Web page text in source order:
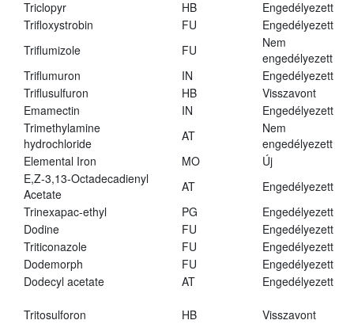
Triclopyr
HB
Engedélyezett
Trifloxystrobin
FU
Engedélyezett
Triflumizole
FU
Nem
engedélyezett
Triflumuron
IN
Engedélyezett
Triflusulfuron
HB
Visszavont
Emamectin
IN
Engedélyezett
Trimethylamine
hydrochloride
AT
Nem
engedélyezett
Elemental Iron
MO
Új
E,Z-3,13-Octadecadienyl
Acetate
AT
Engedélyezett
Trinexapac-ethyl
PG
Engedélyezett
Dodine
FU
Engedélyezett
Triticonazole
FU
Engedélyezett
Dodemorph
FU
Engedélyezett
Dodecyl acetate
AT Engedélyezett
Tritosulforon HB Visszavont